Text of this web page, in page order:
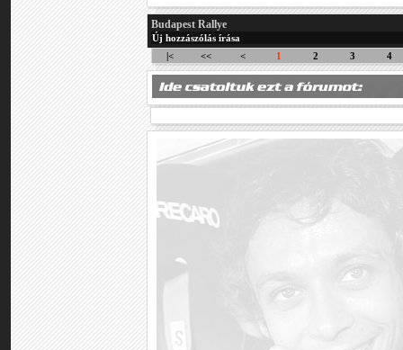
Budapest Rallye
Új hozzászólás írása
|<
<< < 1 2 3 4